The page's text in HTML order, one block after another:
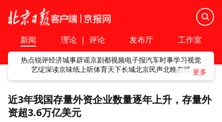
新闻 理论 | 评论 发布厅 工作室
热点锐评经济城事辟谣京剧都视频电子报汽车时事学习视觉
艺绽深读京味纸上听体育天下长城北京民声北晚在线
近3年我国存量外资企业数量逐年上升，存量外
资超3.6万亿美元